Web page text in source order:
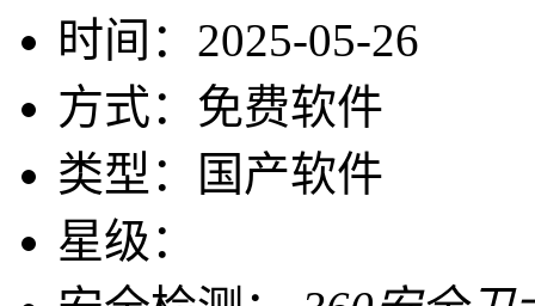
时间： 2025-05-26
方式： 免费软件
类型：
国产软件
星级：